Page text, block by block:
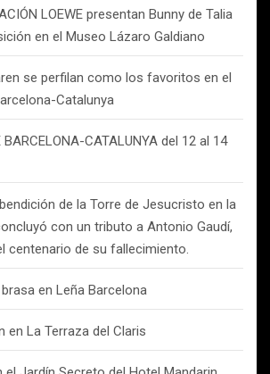
LOEWE presentan Bunny de Talia
en el Museo Lázaro Galdiano
se perfilan como los favoritos en el
Catalunya
BARCELONA-CATALUNYA del 12 al 14
de la Torre de Jesucristo en la
con un tributo a Antonio Gaudí,
centenario de su fallecimiento.
en Leña Barcelona
en La Terraza del Claris